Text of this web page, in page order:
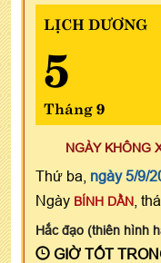
LỊCH DƯƠNG
5
Tháng 9
NGÀY KHÔNG
Thứ ba, ngày 5/9/
Ngày BÍNH DẦN ,
Hắc đạo (thiên hình
GIỜ TỐT